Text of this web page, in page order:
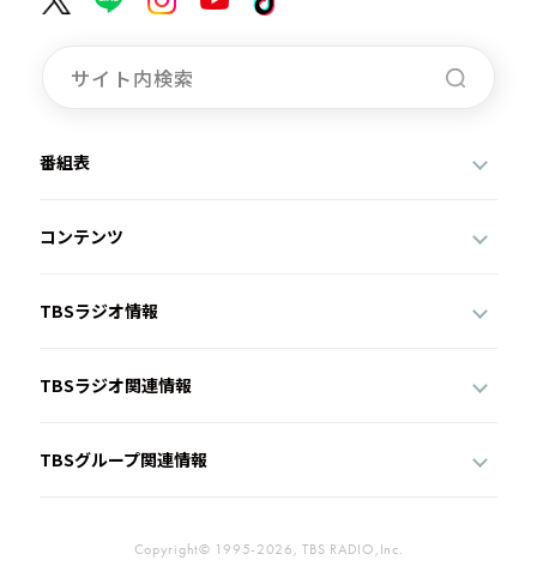
番組表
コンテンツ
TBSラジオ情報
TBSラジオ関連情報
TBSグループ関連情報
Copyright© 1995-2026, TBS RADIO,Inc.